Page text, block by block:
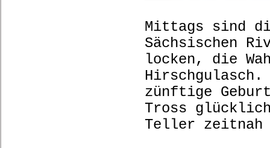
Mittags sind
Sächsischen
locken, die
zünftige
Tross
Teller zeitnah